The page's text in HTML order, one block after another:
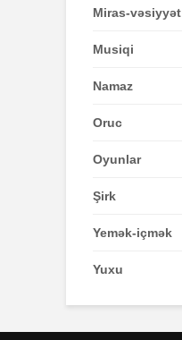
Miras-vəsiyyət
Musiqi
Namaz
Oruc
Oyunlar
Şirk
Yemək-içmək
Yuxu